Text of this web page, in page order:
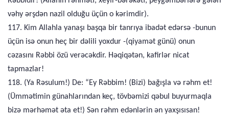
vəhy ərşdən nazil olduğu üçün o kərimdir).
117. Kim Allahla yanaşı başqa bir tanrıya ibadət edərsə -bunun
üçün isə onun heç bir dəlili yoxdur -(qiyamət günü) onun
cəzasını Rəbbi özü verəcəkdir. Həqiqətən, kafirlər nicat
tapmazlar!
118. (Ya Rəsulum!) De: “Ey Rəbbim! (Bizi) bağışla və rəhm et!
(Ümmətimin günahlarından keç, tövbəmizi qəbul buyurmaqla
bizə mərhəmət əta et!) Sən rəhm edənlərin ən yaxşısısan!